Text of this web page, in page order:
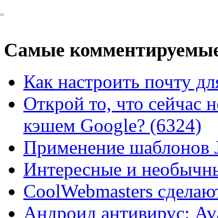
Самые
Как настроить почту
Открой то, что сейчас
кэшем Google? (6324)
Применение шаблонов
Интересные и
CoolWebmasters
Андроид антивирус: